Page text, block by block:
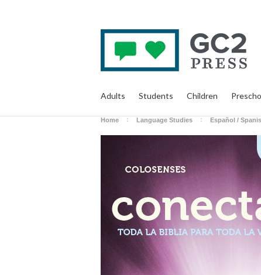
Adults Students Children
Home Language Studies Español /